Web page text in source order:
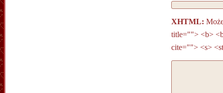
XHTML:
title=""> <b>
cite=""> <s>